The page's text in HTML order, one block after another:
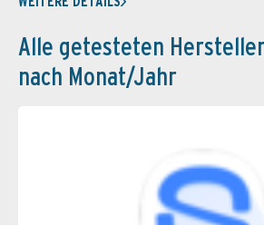
Alle getesteten
nach Monat/Jahr